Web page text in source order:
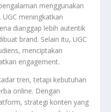
menggunakan
meningkatkan
dianggap lebih autentik
brand. Selain itu, UGC
menciptakan
engagement.
tren, tetapi kebutuhan
online. Dengan
strategi konten yang